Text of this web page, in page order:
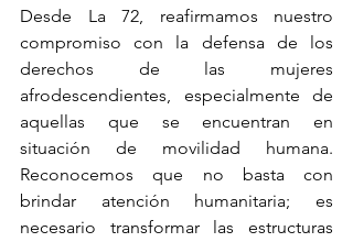
Desde La 72, reafirmamos nuestro
compromiso con la defensa de los
derechos de las mujeres
afrodescendientes, especialmente de
aquellas que se encuentran en
situación de movilidad humana.
Reconocemos que no basta con
brindar atención humanitaria; es
necesario transformar las estructuras